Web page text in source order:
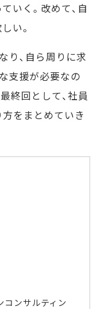
いく。改めて、自
い。
り、自ら周りに求
支援が必要なの
終回として、社員
をまとめていき
コンサルティン